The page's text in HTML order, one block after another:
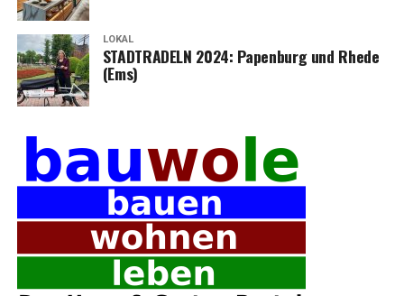
LOKAL
STADTRADELN 2024: Papen­burg und Rhe­de
(Ems)